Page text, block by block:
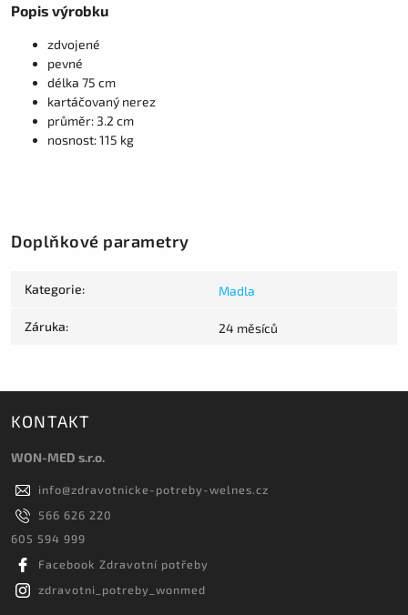
Popis výrobku
zdvojené
pevné
délka 75 cm
kartáčovaný nerez
průměr: 3.2 cm
nosnost: 115 kg
Doplňkové parametry
Kategorie: Madla
Záruka: 24 měsíců
KONTAKT
WON-MED s.r.o.
info@zdravotnicke-potreby-welnes.cz
566 626 220
605 594 999
Facebook Zdravotní potřeby
zdravotni_potreby_wonmed